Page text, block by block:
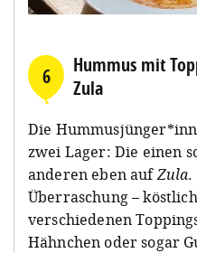
6
Hummus mit
Zula
Die
zwei Lager: Die einen
anderen eben aufZula.
Überraschung –
verschiedenen
Hähnchen oder sogar